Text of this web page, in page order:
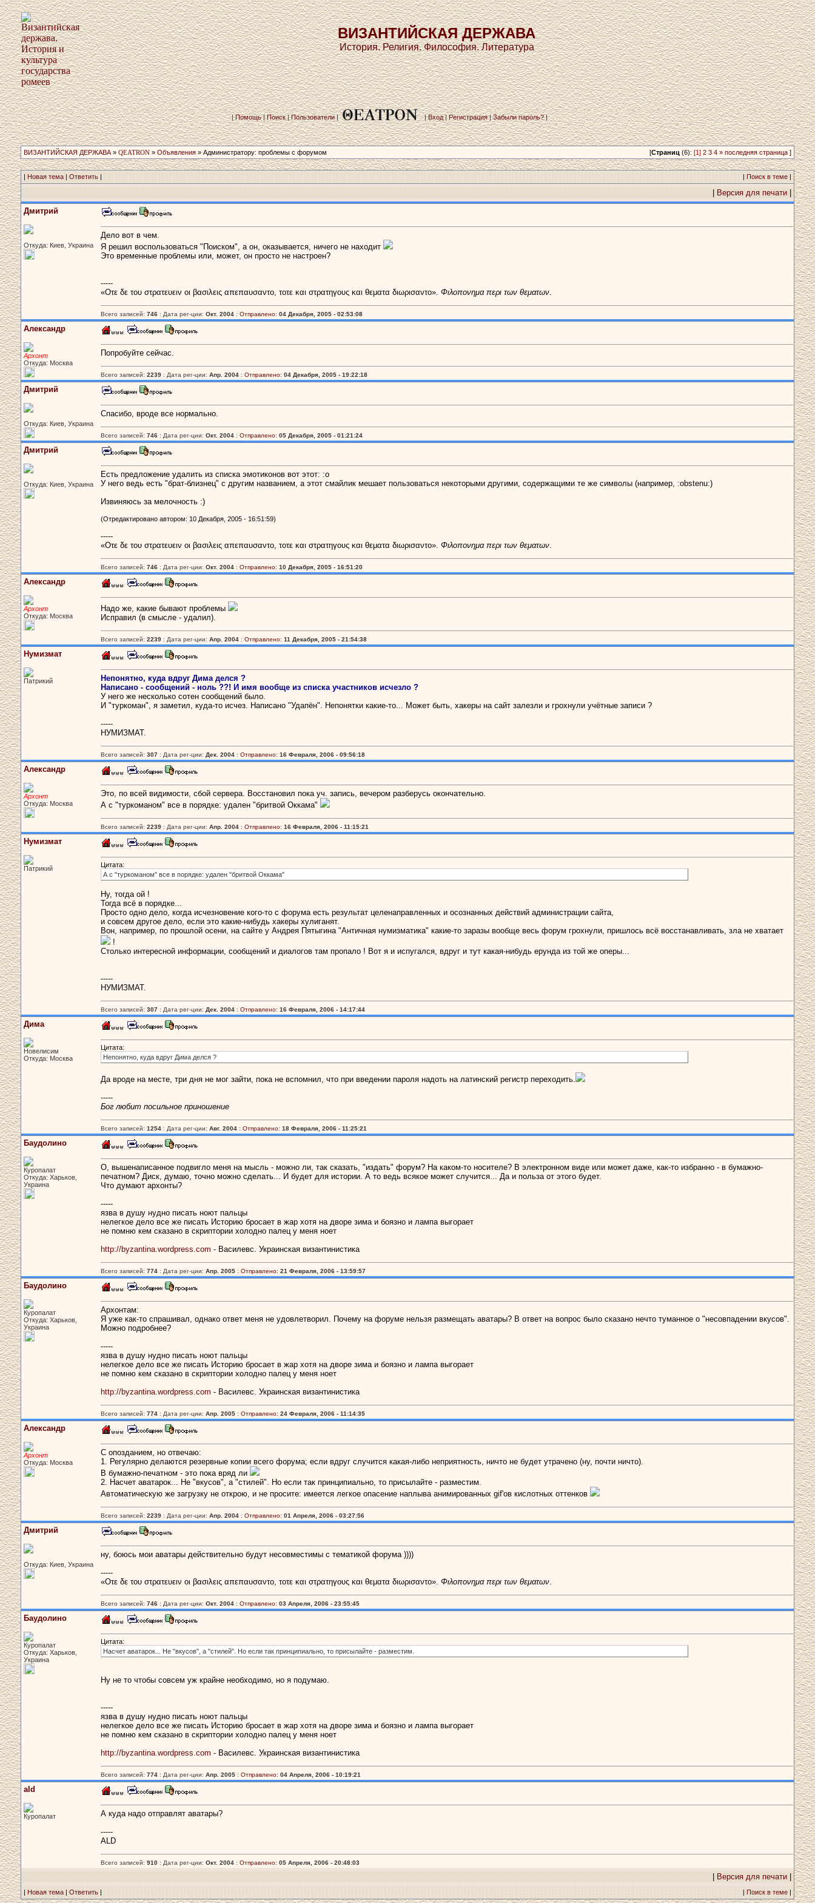
ВИЗАНТИЙСКАЯ ДЕРЖАВА
История. Религия. Философия. Литература
|Помощь|Поиск|Пользователи| |Вход|Регистрация|Забыли пароль?|
ВИЗАНТИЙСКАЯ ДЕРЖАВА » QEATRON » Объявления » Администратору: проблемы с­ форумом [Страниц (6): [1] 2 3 4 » последняя страница ]
| Новая тема|Ответить | |Поиск в теме|
Версия для печати
Дмитрий
Откуда: Киев, Украина
Дело вот в чем.
Я решил воспользоваться "Поиском", а он, оказывается, ничего не находит
Это временные проблемы или, может, он просто не настроен?
-----
«Οτε δε του στρατευειν οι βασιλεις απεπαυσαντο, τοτε και στρατηγους και θεματα διωρισαντο». Φιλοπονημα περι των θεματων.
Всего записей: 746 : Дата рег-ции: Окт. 2004 : Отправлено: 04 Декабря, 2005 - 02:53:08
Александр
Архонт
Откуда: Москва
Попробуйте сейчас.
Всего записей: 2239 : Дата рег-ции: Апр. 2004 : Отправлено: 04 Декабря, 2005 - 19:22:18
Дмитрий
Откуда: Киев, Украина
Спасибо, вроде все нормально.
Всего записей: 746 : Дата рег-ции: Окт. 2004 : Отправлено: 05 Декабря, 2005 - 01:21:24
Дмитрий
Откуда: Киев, Украина
Есть предложение удалить из списка эмотиконов вот этот: :o
У него ведь есть "брат-близнец" с другим названием, а этот смайлик мешает пользоваться некоторыми другими, содержащими те же символы (например, :obstenu:)
Извиняюсь за мелочность :)
(Отредактировано автором: 10 Декабря, 2005 - 16:51:59)
-----
«Οτε δε του στρατευειν οι βασιλεις απεπαυσαντο, τοτε και στρατηγους και θεματα διωρισαντο». Φιλοπονημα περι των θεματων.
Всего записей: 746 : Дата рег-ции: Окт. 2004 : Отправлено: 10 Декабря, 2005 - 16:51:20
Александр
Архонт
Откуда: Москва
Надо же, какие бывают проблемы
Исправил (в смысле - удалил).
Всего записей: 2239 : Дата рег-ции: Апр. 2004 : Отправлено: 11 Декабря, 2005 - 21:54:38
Нумизмат
Патрикий
Непонятно, куда вдруг Дима делся ?
Написано - сообщений - ноль ??! И имя вообще из списка участников исчезло ?
У него же несколько сотен сообщений было.
И "туркоман", я заметил, куда-то исчез. Написано "Удапён". Непонятки какие-то... Может быть, хакеры на сайт залезли и грохнули учётные записи ?
-----
НУМИЗМАТ.
Всего записей: 307 : Дата рег-ции: Дек. 2004 : Отправлено: 16 Февраля, 2006 - 09:56:18
Александр
Архонт
Откуда: Москва
Это, по всей видимости, сбой сервера. Восстановил пока уч. запись, вечером разберусь окончательно.
А с "туркоманом" все в порядке: удален "бритвой Оккама"
Всего записей: 2239 : Дата рег-ции: Апр. 2004 : Отправлено: 16 Февраля, 2006 - 11:15:21
Нумизмат
Патрикий
Цитата:
А с "туркоманом" все в порядке: удален "бритвой Оккама"
Ну, тогда ой !
Тогда всё в порядке...
Просто одно дело, когда исчезновение кого-то с форума есть результат целенаправленных и осознанных действий администрации сайта,
и совсем другое дело, если это какие-нибудь хакеры хулиганят.
Вон, например, по прошлой осени, на сайте у Андрея Пятыгина "Античная нумизматика" какие-то заразы вообще весь форум грохнули, пришлось всё восстанавливать, зла не хватает
!
Столько интересной информации, сообщений и диалогов там пропало ! Вот я и испугался, вдруг и тут какая-нибудь ерунда из той же оперы...
-----
НУМИЗМАТ.
Всего записей: 307 : Дата рег-ции: Дек. 2004 : Отправлено: 16 Февраля, 2006 - 14:17:44
Дима
Новелисим
Откуда: Москва
Цитата:
Непонятно, куда вдруг Дима делся ?
Да вроде на месте, три дня не мог зайти, пока не вспомнил, что при введении пароля надоть на латинский регистр переходить.
-----
Бог любит посильное приношение
Всего записей: 1254 : Дата рег-ции: Авг. 2004 : Отправлено: 18 Февраля, 2006 - 11:25:21
Баудолино
Куропалат
Откуда: Харьков,
Украина
О, вышенаписанное подвигло меня на мысль - можно ли, так сказать, "издать" форум? На каком-то носителе? В электронном виде или может даже, как-то избранно - в бумажно-
печатном? Диск, думаю, точно можно сделать... И будет для истории. А то ведь всякое может случится... Да и польза от этого будет.
Что думают архонты?
-----
язва в душу нудно писать ноют пальцы
нелегкое дело все же писать Историю бросает в жар хотя на дворе зима и боязно и лампа выгорает
не помню кем сказано в скриптории холодно палец у меня ноет
http://byzantina.wordpress.com - Василевс. Украинская византинистика
Всего записей: 774 : Дата рег-ции: Апр. 2005 : Отправлено: 21 Февраля, 2006 - 13:59:57
Баудолино
Куропалат
Откуда: Харьков,
Украина
Архонтам:
Я уже как-то спрашивал, однако ответ меня не удовлетворил. Почему на форуме нельзя размещать аватары? В ответ на вопрос было сказано нечто туманное о "несовпадении вкусов".
Можно подробнее?
-----
язва в душу нудно писать ноют пальцы
нелегкое дело все же писать Историю бросает в жар хотя на дворе зима и боязно и лампа выгорает
не помню кем сказано в скриптории холодно палец у меня ноет
http://byzantina.wordpress.com - Василевс. Украинская византинистика
Всего записей: 774 : Дата рег-ции: Апр. 2005 : Отправлено: 24 Февраля, 2006 - 11:14:35
Александр
Архонт
Откуда: Москва
С опозданием, но отвечаю:
1. Регулярно делаются резервные копии всего форума; если вдруг случится какая-либо неприятность, ничто не будет утрачено (ну, почти ничто).
В бумажно-печатном - это пока вряд ли
2. Насчет аватарок... Не "вкусов", а "стилей". Но если так принципиально, то присылайте - разместим.
Автоматическую же загрузку не открою, и не просите: имеется легкое опасение наплыва анимированных gif'ов кислотных оттенков
Всего записей: 2239 : Дата рег-ции: Апр. 2004 : Отправлено: 01 Апреля, 2006 - 03:27:56
Дмитрий
Откуда: Киев, Украина
ну, боюсь мои аватары действительно будут несовместимы с тематикой форума ))))
-----
«Οτε δε του στρατευειν οι βασιλεις απεπαυσαντο, τοτε και στρατηγους και θεματα διωρισαντο». Φιλοπονημα περι των θεματων.
Всего записей: 746 : Дата рег-ции: Окт. 2004 : Отправлено: 03 Апреля, 2006 - 23:55:45
Баудолино
Куропалат
Откуда: Харьков,
Украина
Цитата:
Насчет аватарок... Не "вкусов", а "стилей". Но если так принципиально, то присылайте - разместим.
Ну не то чтобы совсем уж крайне необходимо, но я подумаю.
-----
язва в душу нудно писать ноют пальцы
нелегкое дело все же писать Историю бросает в жар хотя на дворе зима и боязно и лампа выгорает
не помню кем сказано в скриптории холодно палец у меня ноет
http://byzantina.wordpress.com - Василевс. Украинская византинистика
Всего записей: 774 : Дата рег-ции: Апр. 2005 : Отправлено: 04 Апреля, 2006 - 10:19:21
ald
Куропалат
А куда надо отправлят аватары?
-----
ALD
Всего записей: 910 : Дата рег-ции: Окт. 2004 : Отправлено: 05 Апреля, 2006 - 20:48:03
Версия для печати
| Новая тема|Ответить | |Поиск в теме|